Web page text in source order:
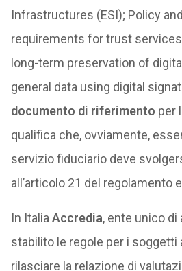
Infrastructures (ESI); Policy
requirements for trust
long-term preservation of
general data using digital
documento di riferimento per
qualifica che, ovviamente,
servizio fiduciario deve
all’articolo 21 del regolamento
In Italia Accredia, ente unico
stabilito le regole per i soggetti
rilasciare la relazione di